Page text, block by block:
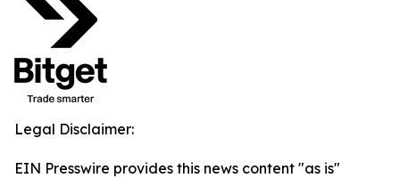
Legal Disclaimer:
EIN Presswire provides this news content "as is"